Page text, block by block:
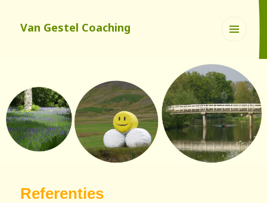
Van Gestel Coaching
widgets
Referenties